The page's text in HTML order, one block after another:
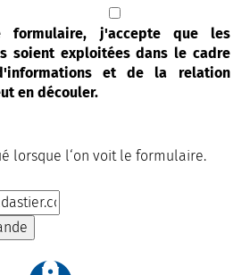
formulaire, j'accepte que les
soient exploitées dans le cadre
et de la relation
en découler.
lorsque l‘on voit le formulaire.